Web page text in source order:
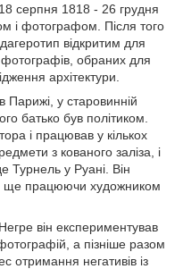
серпня 1818 - 26 грудня
і фотографом. Після того
відкритим для
обраних для
архітектури.
у старовинній
батько був політиком.
і працював у кількох
з кованого заліза, і
Турнель у Руані. Він
ще працюючи художником
він експериментував
а пізніше разом
отримання негативів із